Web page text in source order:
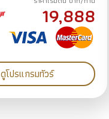
19,888
ดูโปรแกรมทัวร์